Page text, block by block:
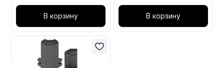
В корзину В корзину